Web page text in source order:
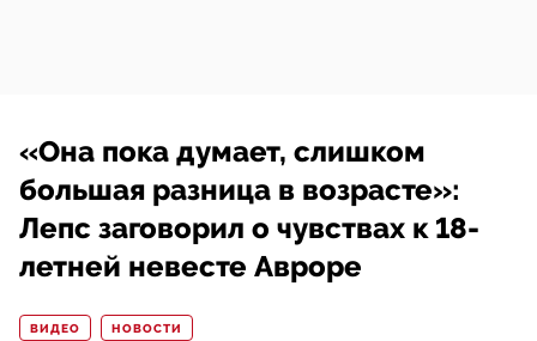
«Она пока думает, слишком
большая разница в возрасте»:
Лепс заговорил о чувствах к 18-
летней невесте Авроре
ВИДЕО НОВОСТИ